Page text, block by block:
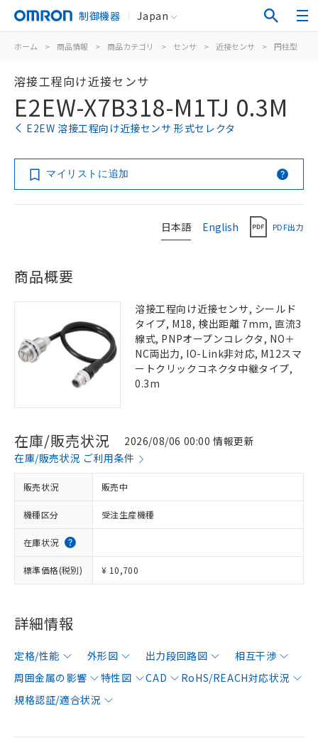
制御機器 Japan
ホーム > 商品情報 > 商品カテゴリ > センサ > 近接センサ > 円柱型
溶接工程向け近接センサ
E2EW-X7B318-M1TJ 0.3M
E2EW 溶接工程向け近接センサ 形式セレクタ
マイリストに追加
日本語 English PDF出力
商品概要
溶接工程向け近接センサ, シールド
タイプ, M18, 検出距離 7mm, 直流3
線式, PNPオープンコレクタ, NO＋
NC両出力, IO-Link非対応, M12スマ
ートクリックコネクタ中継タイプ,
0.3m
在庫/販売状況
2026/08/06 00:00 情報更新
在庫/販売状況 ご利用条件
販売状況 販売中
機種区分 受注生産機種
在庫状況
標準価格(税別) ¥ 10,700
詳細情報
定格/性能 外形図 出力段回路図
相互干渉
周囲金属の影響
特性図 CAD
RoHS/REACH対応状況
規格認証/適合状況